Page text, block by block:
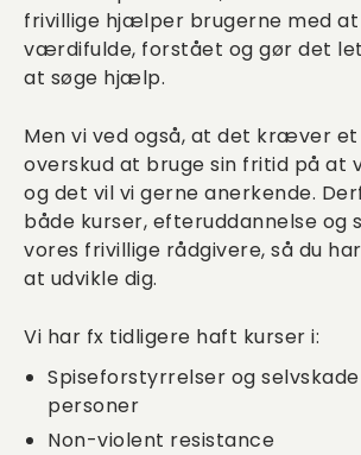
frivillige hjælper brugerne med
værdifulde, forstået og gør det
at søge hjælp.
Men vi ved også, at det kræver
overskud at bruge sin fritid på at
og det vil vi gerne anerkende.
både kurser, efteruddannelse og
vores frivillige rådgivere, så du
at udvikle dig.
Vi har fx tidligere haft kurser i:
Spiseforstyrrelser og selvskade
personer
Non-violent resistance